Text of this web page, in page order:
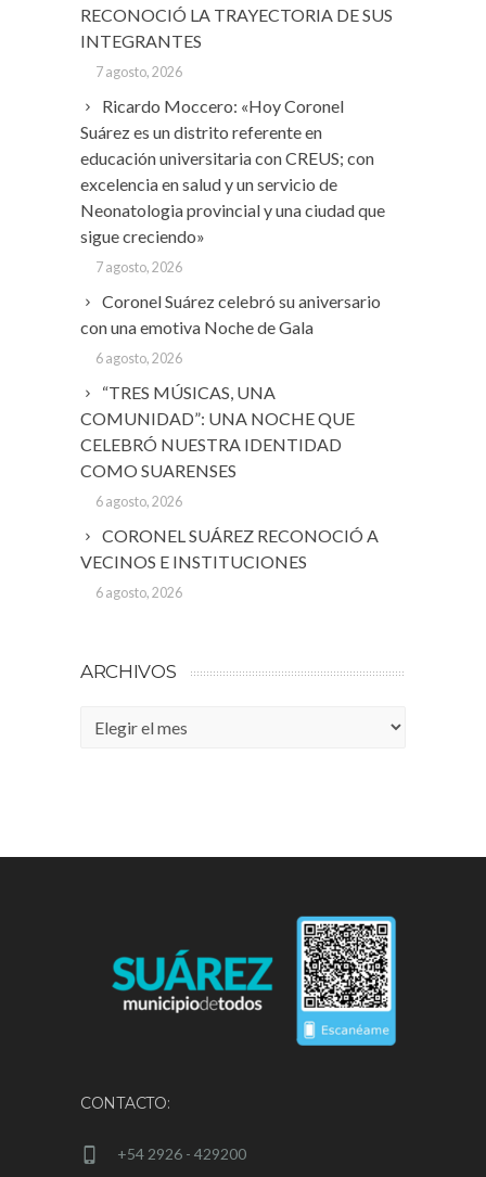
RECONOCIÓ LA TRAYECTORIA DE SUS
INTEGRANTES
7 agosto, 2026
Ricardo Moccero: «Hoy Coronel
Suárez es un distrito referente en
educación universitaria con CREUS; con
excelencia en salud y un servicio de
Neonatologia provincial y una ciudad que
sigue creciendo»
7 agosto, 2026
Coronel Suárez celebró su aniversario
con una emotiva Noche de Gala
6 agosto, 2026
“TRES MÚSICAS, UNA
COMUNIDAD”: UNA NOCHE QUE
CELEBRÓ NUESTRA IDENTIDAD
COMO SUARENSES
6 agosto, 2026
CORONEL SUÁREZ RECONOCIÓ A
VECINOS E INSTITUCIONES
6 agosto, 2026
ARCHIVOS
Archivos
CONTACTO:
+54 2926 - 429200